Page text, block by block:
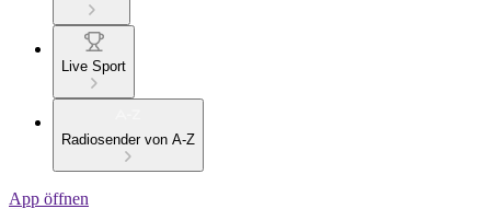
Live Sport
Radiosender von A-Z
App öffnen